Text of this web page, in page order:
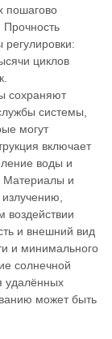
пошагово
циклов
сохраняют
системы,
могут
включает
воды и
Материалы и
воздействии
и внешний вид
и минимального
солнечной
удалённых
может быть